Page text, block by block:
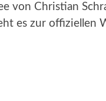
von Christian
es zur offiziellen